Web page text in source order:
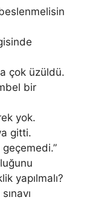
çok üzüldü.
bir
yok.
gitti.
geçemedi.”
yapılmalı?